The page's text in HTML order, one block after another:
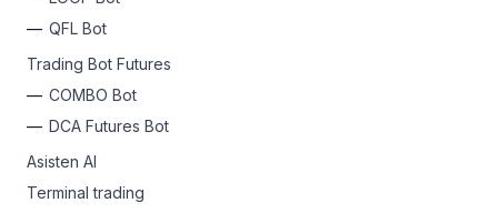
QFL Bot
Trading Bot Futures
COMBO Bot
DCA Futures Bot
Asisten AI
Terminal trading